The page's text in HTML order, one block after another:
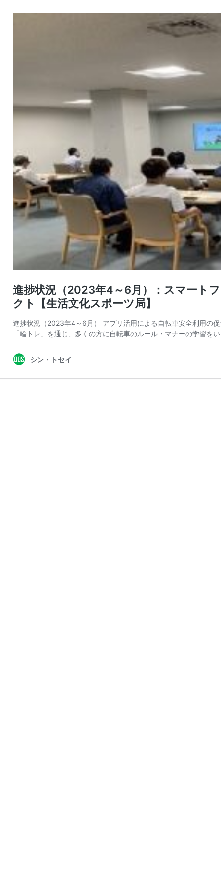
進捗状況（2023年4～6月）：スマート
クト【生活文化スポーツ局】
進捗状況（2023年4～6月） アプリ活用による自転車安全利用の
「輪トレ」を通じ、多くの方に自転車のルール・マナーの学習を
シン・トセイ